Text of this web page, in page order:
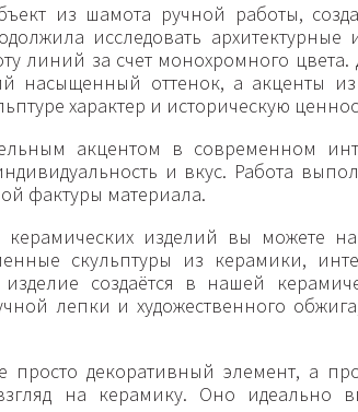
из шамота ручной работы,
исследовать
линий за счет монохромного
насыщенный оттенок, а акценты
характер и историческую
акцентом в современном
и вкус. Работа
фактуры материала.
изделий вы можете
скульптуры из керамики,
создаётся в нашей
лепки и художественного
декоративный элемент, а
на керамику. Оно идеально